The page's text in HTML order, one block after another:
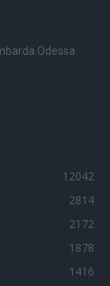
Odessa
12042
2814
2172
1878
1416